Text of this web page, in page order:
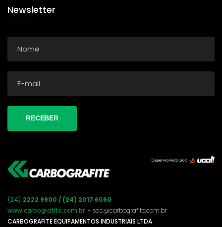
Newsletter
(24) 2222 9900 / (24) 2017 6060
www.carbografite.com.br - sac@carbografite.com.br
CARBOGRAFITE EQUIPAMENTOS INDUSTRIAIS LTDA